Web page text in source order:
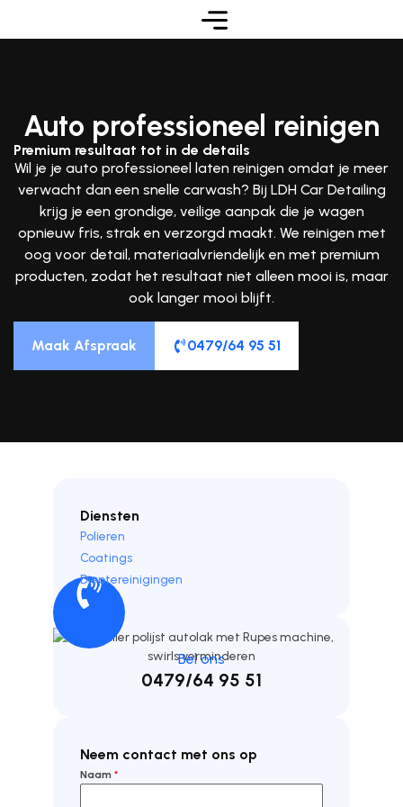
Auto professioneel reinigen
Premium resultaat tot in de details
Wil je je auto professioneel laten reinigen omdat je meer
verwacht dan een snelle carwash? Bij LDH Car Detailing
krijg je een grondige, veilige aanpak die je wagen
opnieuw fris, strak en verzorgd maakt. We reinigen met
oog voor detail, materiaalvriendelijk en met premium
producten, zodat het resultaat niet alleen mooi is, maar
ook langer mooi blijft.
Maak Afspraak 0479/64 95 51
Diensten
Polieren
Coatings
Dieptereinigingen
Bel ons
0479/64 95 51
Neem contact met ons op
Naam *